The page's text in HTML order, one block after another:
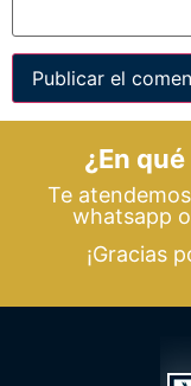
¿En
Te
whatsapp
¡Gracias